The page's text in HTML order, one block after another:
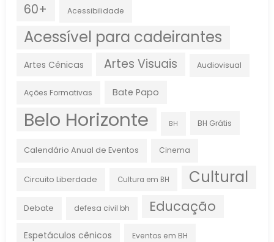
60+ Acessibilidade
Acessível para cadeirantes
Artes Cênicas Artes Visuais Audiovisual
Ações Formativas Bate Papo
Belo Horizonte BH BH Grátis
Calendário Anual de Eventos Cinema
Circuito Liberdade Cultura em BH Cultural
Debate defesa civil bh Educação
Espetáculos cênicos Eventos em BH